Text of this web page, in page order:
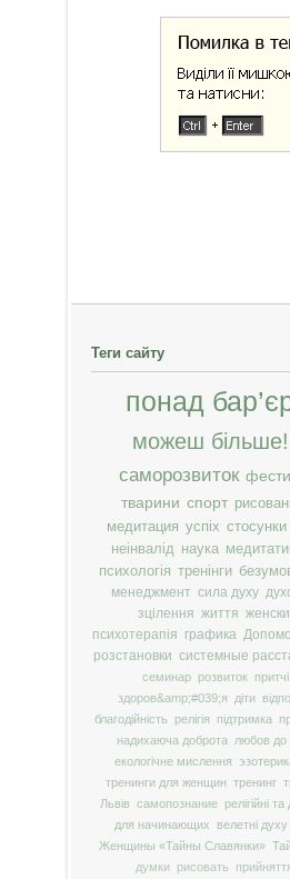
Теги сайту
понад
можеш більше!
саморозвиток
тварини спорт
медитация успіх стосунки
неінвалід наука
психологія тренінги
менеджмент сила духу
зцілення життя
психотерапія графика
розстановки системные
семинар розвиток притчі
здоров&amp;#039;я
діти
благодійність
релігія підтримка
надихаюча доброта
любов до
екологічне мислення
тренинги для женщин тренинг
Львів самопознание релігійні
для начинающих
велетні духу
Женщины «Тайны Славянки»
думки
рисовать